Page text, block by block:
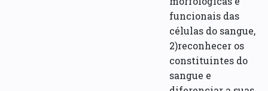
funcionais das
células do sangue,
2)reconhecer os
constituintes do
sangue e